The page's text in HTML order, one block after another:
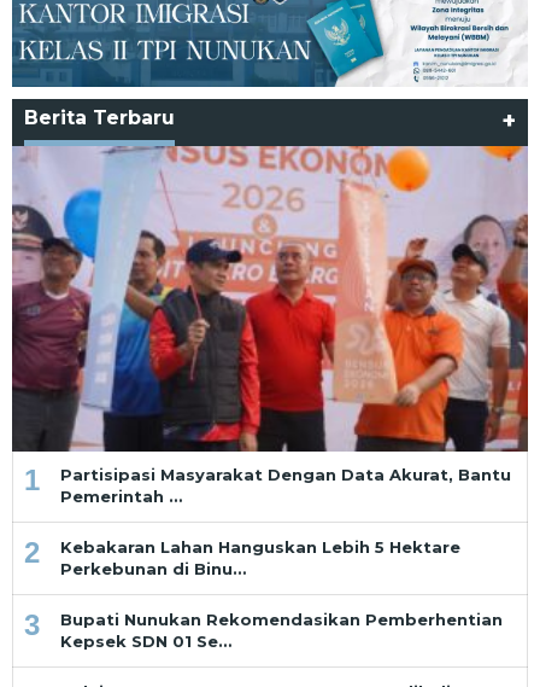
Berita Terbaru +
1
Partisipasi Masyarakat Dengan Data Akurat, Bantu
Pemerintah …
2
Kebakaran Lahan Hanguskan Lebih 5 Hektare
Perkebunan di Binu…
3
Bupati Nunukan Rekomendasikan Pemberhentian
Kepsek SDN 01 Se…